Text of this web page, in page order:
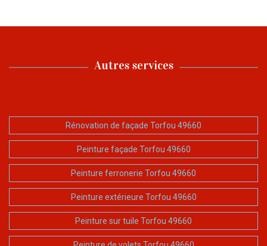
Autres services
Rénovation de façade Torfou 49660
Peinture façade Torfou 49660
Peinture ferronerie Torfou 49660
Peinture extérieure Torfou 49660
Peinture sur tuile Torfou 49660